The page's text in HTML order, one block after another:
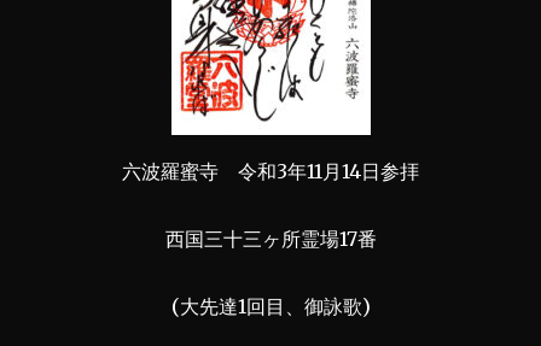
六波羅蜜寺 令和3年11月14日参拝
西国三十三ヶ所霊場17番
(大先達1回目、御詠歌)